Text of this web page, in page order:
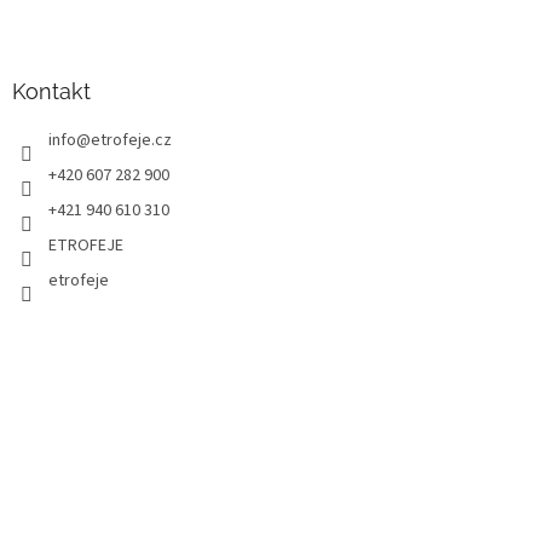
Kontakt
info@etrofeje.cz
+420 607 282 900
+421 940 610 310
ETROFEJE
etrofeje